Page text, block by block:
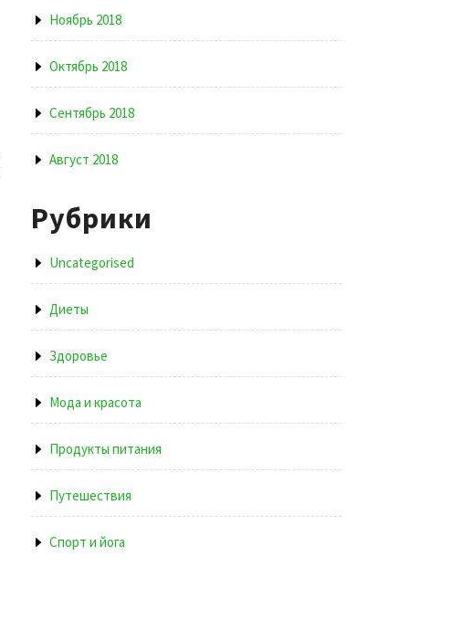
Ноябрь 2018
Октябрь 2018
Сентябрь 2018
Август 2018
Рубрики
Uncategorised
Диеты
Здоровье
Мода и красота
Продукты питания
Путешествия
Спорт и йога